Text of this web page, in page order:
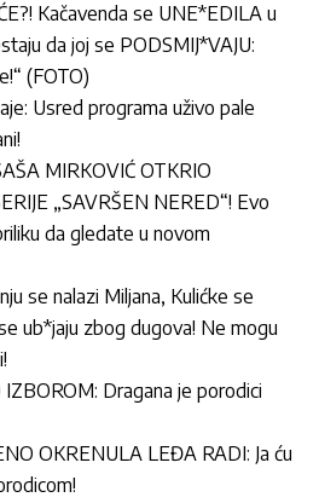
Kačavenda se UNE*EDILA u
da joj se PODSMIJ*VAJU:
(FOTO)
Usred programa uživo pale
MIRKOVIĆ OTKRIO
„SAVRŠEN NERED“! Evo
da gledate u novom
se nalazi Miljana, Kulićke se
ub*jaju zbog dugova! Ne mogu
Dragana je porodici
OKRENULA LEĐA RADI: Ja ću